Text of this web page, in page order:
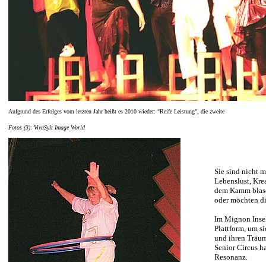
Aufgrund des Erfolges vom letzten Jahr heißt es 2010 wieder: "Reife Leistung", die zweite
Fotos (3): VivaSylt Image World
Sie sind nicht
Lebenslust,
dem Kamm
oder möchten
Im Mignon
Plattform, um
und ihren
Senior Circus
Resonanz.